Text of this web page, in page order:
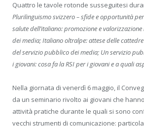
Quattro le tavole rotonde susseguitesi
Plurilinguismo svizzero – sfide e opportunità
salute dell’italiano: promozione e
dei media; Italiano oltralpe: attese delle
del servizio pubblico dei media; Un servizio
i giovani: cosa fa la RSI per i giovani e a quali
Nella giornata di venerdì 6 maggio, il
da un seminario rivolto ai giovani che
attività pratiche durante le quali si sono
vecchi strumenti di comunicazione: